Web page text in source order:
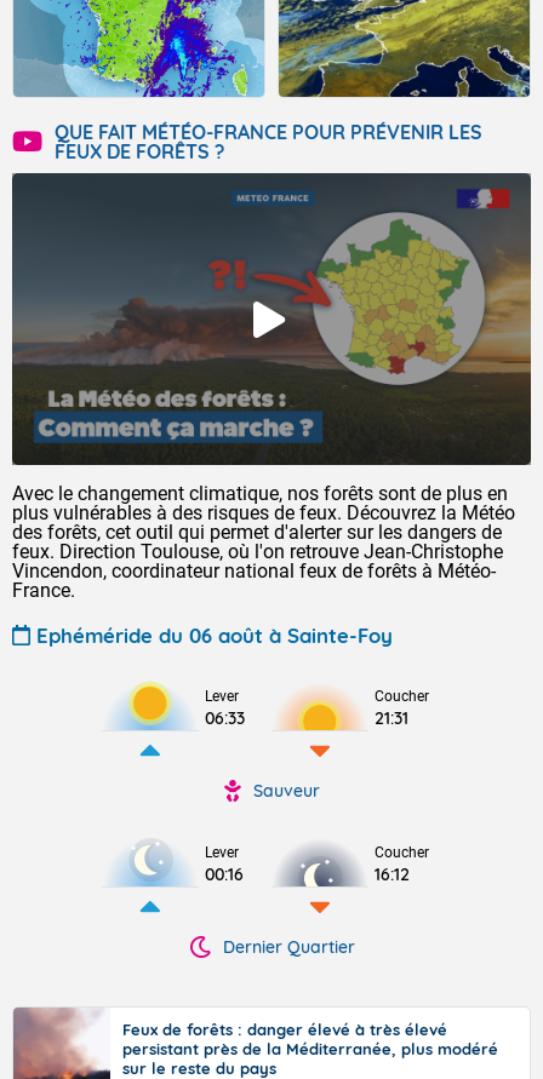
QUE FAIT MÉTÉO-FRANCE POUR PRÉVENIR LES
FEUX DE FORÊTS ?
Avec le changement climatique, nos forêts sont de plus en
plus vulnérables à des risques de feux. Découvrez la Météo
des forêts, cet outil qui permet d'alerter sur les dangers de
feux. Direction Toulouse, où l'on retrouve Jean-Christophe
Vincendon, coordinateur national feux de forêts à Météo-
France.
Ephéméride du 06 août à Sainte-Foy
Lever
06:33
Coucher
21:31
Sauveur
Lever
00:16
Coucher
16:12
Dernier Quartier
Feux de forêts : danger élevé à très élevé
persistant près de la Méditerranée, plus modéré
sur le reste du pays